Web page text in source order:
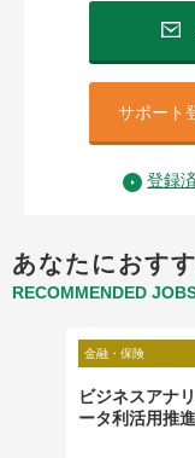
サポート
登録
あなたにおす
RECOMMENDED
金融・保険
ビジネスアナ
ータ利活用推